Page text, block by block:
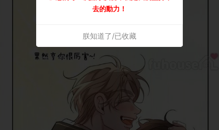
去的動力！
朕知道了/已收藏